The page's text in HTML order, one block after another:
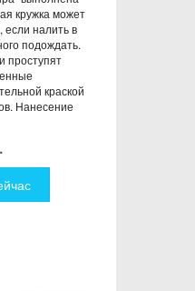
кружка может
налить в
подождать.
проступят
краской
Нанесение